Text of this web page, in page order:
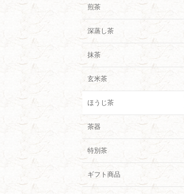
煎茶
深蒸し茶
抹茶
玄米茶
ほうじ茶
茶器
特別茶
ギフト商品